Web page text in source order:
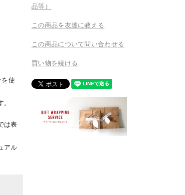
を使
は表
アル
品等）
この商品を友達に教える
この商品について問い合わせる
買い物を続ける